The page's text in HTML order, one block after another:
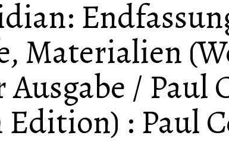
Materialien
/ Paul
: Paul